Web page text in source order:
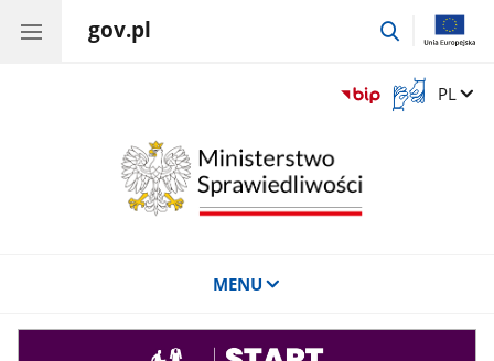
gov.pl
przejdź
Otwórz
okno
Zmień
PL
MENU